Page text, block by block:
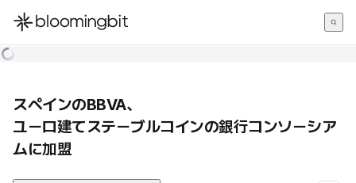
한국어
スペインのBBVA、
ユーロ建てステーブルコインの銀行コンソーシア
ムに加盟